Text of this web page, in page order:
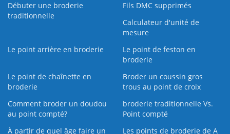
Débuter une broderie
traditionnelle
Fils DMC supprimés
Calculateur d'unité de
mesure
Le point arrière en broderie
Le point de feston en
broderie
Le point de chaînette en
broderie
Broder un coussin gros
trous au point de croix
Comment broder un doudou
au point compté?
broderie traditionnelle Vs.
Point compté
À partir de quel âge faire un
Les points de broderie de A